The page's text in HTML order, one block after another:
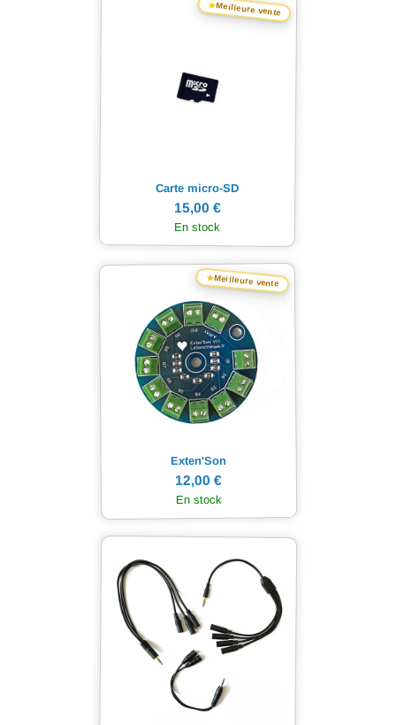
★Meilleure vente
Carte micro-SD
15,00 €
En stock
★Meilleure vente
Exten'Son
12,00 €
En stock